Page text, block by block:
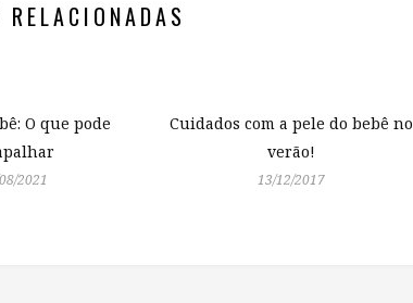
O que pode
2021
Cuidados com a pele do bebê no
verão!
13/12/2017